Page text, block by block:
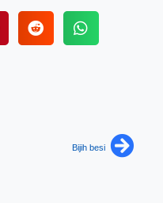
Bijih besi